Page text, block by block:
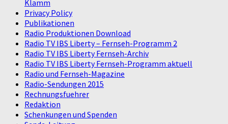
Klamm
Privacy Policy
Publikationen
Radio Produktionen Download
Radio TV IBS Liberty – Fernseh-Programm 2
Radio TV IBS Liberty Fernseh-Archiv
Radio TV IBS Liberty Fernseh-Programm aktuell
Radio und Fernseh-Magazine
Radio-Sendungen 2015
Rechnungsfuehrer
Redaktion
Schenkungen und Spenden